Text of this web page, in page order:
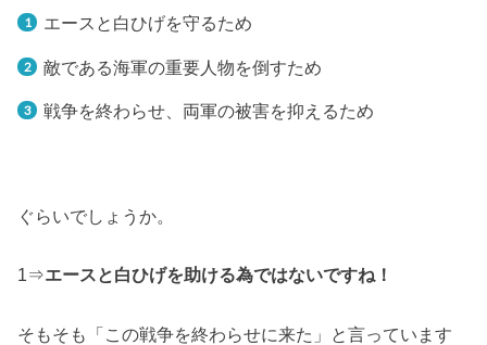
エースと白ひげを守るため
敵である海軍の重要人物を倒すため
戦争を終わらせ、両軍の被害を抑えるため
ぐらいでしょうか。
1⇒エースと白ひげを助ける為ではないですね！
そもそも「この戦争を終わらせに来た」と言っています